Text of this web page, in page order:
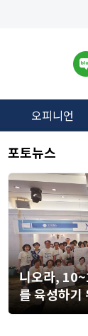
오피니언
포토뉴스
니오라,
를 육성하기